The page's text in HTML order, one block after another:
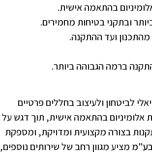
בהתאמה אישית.
ובתקני בטיחות מחמירים.
מהתכנון ועד ההתקנה.
ברמה הגבוהה ביותר.
לביטחון ולעיצוב בחללים פרטיים
בהתאמה אישית, תוך דגש על
בצורה מקצועית ומדויקת, ומספקת
מציע מגוון רחב של שירותים נוספים,